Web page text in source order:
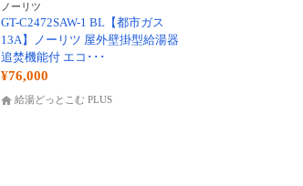
ノーリツ
GT-C2472SAW-1 BL【都市ガス
13A】ノーリツ 屋外壁掛型給湯器
追焚機能付 エコ･･･
¥76,000
給湯どっとこむ PLUS